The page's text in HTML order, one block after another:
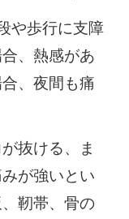
や歩行に支障
、熱感があ
、夜間も痛
抜ける、ま
が強いとい
靭帯、骨の